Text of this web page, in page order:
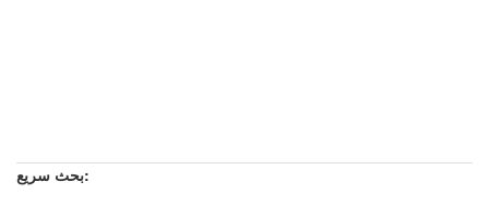
بحث سريع: